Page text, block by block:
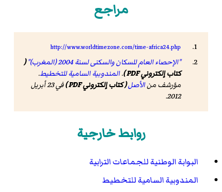
مراجع
http://www.worldtimezone.com/time-africa24.php
"الإحصاء العام للسكان والسكنى لسنة 2004 (المغرب)"
(
كتاب إلكتروني PDF )
.المندوبية السامية للتخطيط.
مؤرشف منالأصل( كتاب إلكتروني PDF )
في 23 أبريل
2012.
روابط خارجية
البوابة الوطنية للجماعات الترابية
المندوبية السامية للتخطيط